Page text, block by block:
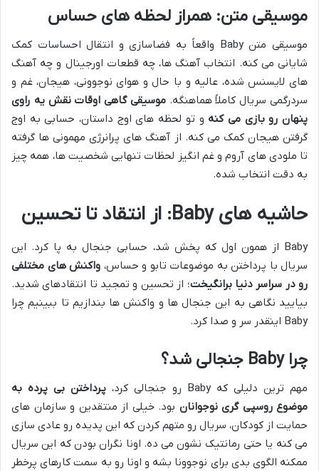
موسیقی متن: همراز لحظه های حساس
موسیقی متن Baby واقعاً به فضاسازی و انتقال احساسات کمک
شایانی می کنه. انتخاب آهنگ ها، چه قطعات اورجینال و چه آهنگ
های لایسنس شده، عالیه و با حال و هوای نوجوونی، هیجان، غم و
سردرگمی سریال کاملاً هماهنگه.موسیقی گاهی اوقات نقش یه راوی
پنهان رو بازی می کنه و تو لحظه های اوج داستان، حسابی به اوج
گرفتن هیجان کمک می کنه. از آهنگ های پرانرژی مهمونی ها گرفته
تا ملودی های آروم و غم انگیز لحظات تنهایی شخصیت ها، همه چیز
به دقت انتخاب شده.
حاشیه های Baby: از انتقاد تا تحسین
Baby از همون اول که پخش شد، حسابی جنجال به پا کرد. این
سریال با پرداختن به موضوعات تابو و حساس، واکنش های مختلفی
رو در سراسر دنیا برانگیخت؛ از تحسین و تمجید تا انتقادهای شدید.
بیایید نگاهی به این جنجال ها و واکنش ها بندازیم تا ببینیم چرا
Baby اینقدر سر و صدا کرد.
چرا Baby جنجالی شد؟
مهم ترین دلیلی که Baby رو جنجالی کرد،
پرداختن بی پرده به
موضوع روسپی گری نوجوانان بود. خیلی از منتقدین و سازمان های
حمایت از کودکان، سریال رو متهم کردن که این پدیده رو عادی سازی
می کنه یا حتی رمانتیک نشون می ده. اونا نگران بودن که این سریال
ممکنه الگوی بدی برای نوجوونا بشه و اونا رو به سمت کارهای پرخطر